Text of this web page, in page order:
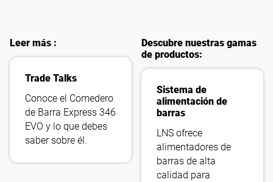
Leer más :
Trade Talks
Conoce el Comedero
de Barra Express 346
EVO y lo que debes
saber sobre él.
Descubre nuestras gamas
de productos:
Sistema de
alimentación de
barras
LNS ofrece
alimentadores de
barras de alta
calidad para